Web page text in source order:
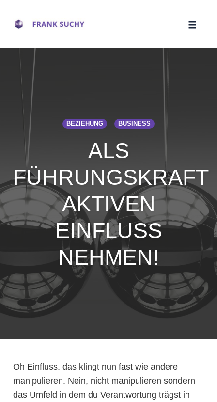
content
BEZIEHUNG BUSINESS
ALS
FÜHRUNGSKRAFT
AKTIVEN
EINFLUSS
NEHMEN!
Oh Einfluss, das klingt nun fast wie andere
manipulieren. Nein, nicht manipulieren sondern
das Umfeld in dem du Verantwortung trägst in